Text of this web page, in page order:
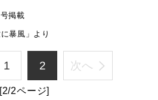
掲載
暴風」より
1 2 次へ
[2/2ページ]